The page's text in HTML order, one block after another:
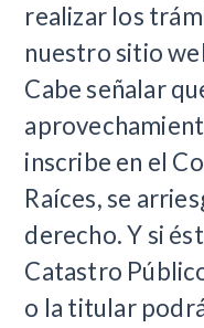
realizar los
nuestro sitio
Cabe señalar
inscribe en el
Raíces, se
derecho. Y si
Catastro
o la titular